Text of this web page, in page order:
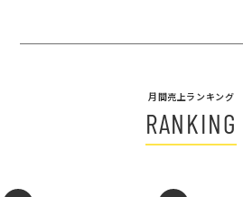
月間売上ランキング
RANKING